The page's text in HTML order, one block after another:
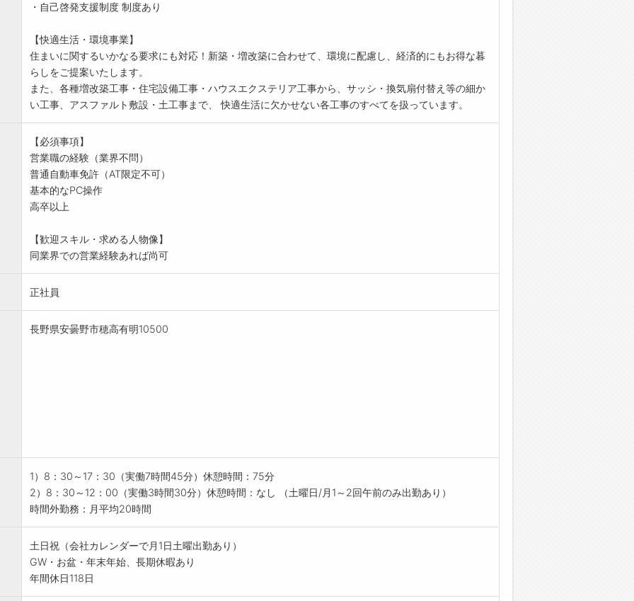
・自己啓発支援制度 制度あり
【快適生活・環境事業】
住まいに関するいかなる要求にも対応！新築・増改築に合わせて、環境に配慮し、経済的にもお得な暮
らしをご提案いたします。
また、各種増改築工事・住宅設備工事・ハウスエクステリア工事から、サッシ・換気扇付替え等の細か
い工事、アスファルト敷設・土工事まで、 快適生活に欠かせない各工事のすべてを扱っています。
【必須事項】
営業職の経験（業界不問）
普通自動車免許（AT限定不可）
基本的なPC操作
高卒以上
【歓迎スキル・求める人物像】
同業界での営業経験あれば尚可
正社員
長野県安曇野市穂高有明10500
1）8：30～17：30（実働7時間45分）休憩時間：75分
2）8：30～12：00（実働3時間30分）休憩時間：なし （土曜日/月1～2回午前のみ出勤あり）
時間外勤務：月平均20時間
土日祝（会社カレンダーで月1日土曜出勤あり）
GW・お盆・年末年始、長期休暇あり
年間休日118日